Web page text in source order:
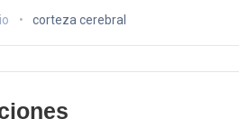
corteza cerebral